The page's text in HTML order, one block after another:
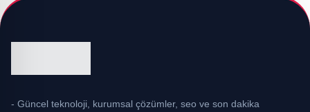
- Güncel teknoloji, kurumsal çözümler, seo ve son dakika